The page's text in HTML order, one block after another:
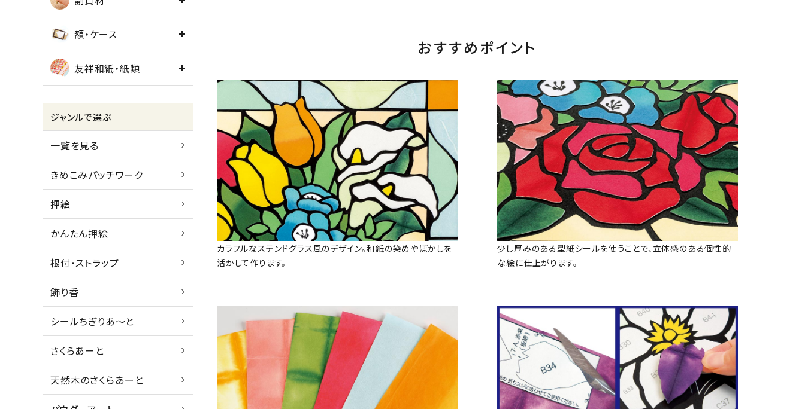
額・ケース
友禅和紙・紙類
ジャンルで選ぶ
一覧を見る
きめこみパッチワーク
押絵
かんたん押絵
根付・ストラップ
飾り香
シールちぎりあ～と
さくらあーと
天然木のさくらあーと
おすすめポイント
カラフルなステンドグラス風のデザイン。和紙の染めやぼかしを
活かして作ります。
少し厚みのある型紙シールを使うことで、立体感のある個性的
な絵に仕上がります。